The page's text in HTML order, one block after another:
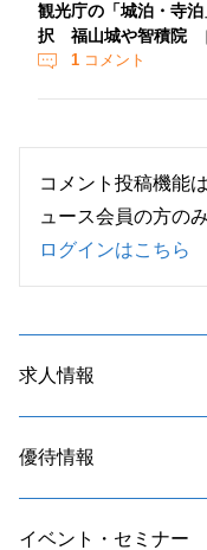
観光庁の「城泊・寺
択 福山城や智積院
1 コメント
コメント投稿機能
ュース会員の方の
ログインはこちら
求人情報
優待情報
イベント・セミナー